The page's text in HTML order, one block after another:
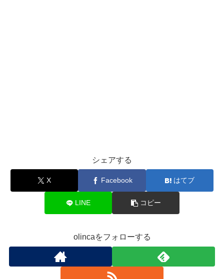
シェアする
X Facebook はてブ
LINE コピー
olincaをフォローする